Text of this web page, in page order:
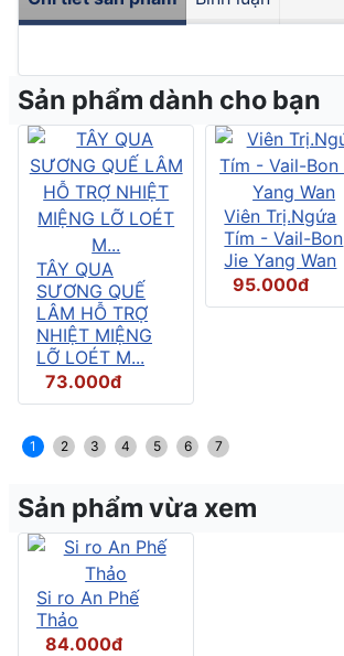
Sản phẩm dành cho bạn
TÂY QUA
SƯƠNG QUẾ
LÂM HỖ TRỢ
NHIỆT MIỆNG
LỠ LOÉT M...
73.000đ
Viên Trị.Ngứa
Tím - Vail-Bon
Jie Yang Wan
95.000đ
1 2 3 4 5 6 7
Sản phẩm vừa xem
Si ro An Phế
Thảo
84.000đ